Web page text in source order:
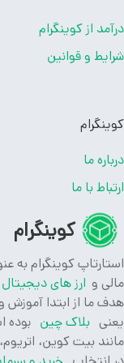
کوینگرام
کوینگرام به
و ارز های دیجیتال
ما از ابتدا آموزش
بلاک چین بوده
بیت کوین، اتریوم،
از کوینگرام
و قوانین
ما
با ما